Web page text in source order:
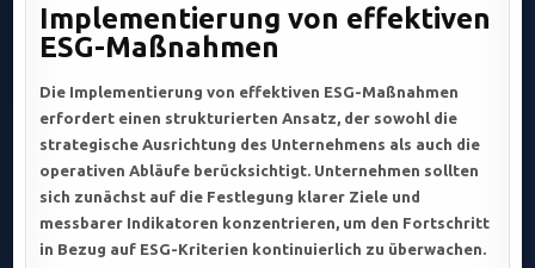
Implementierung von effektiven
ESG-Maßnahmen
Die Implementierung von effektiven ESG-Maßnahmen
erfordert einen strukturierten Ansatz, der sowohl die
strategische Ausrichtung des Unternehmens als auch die
operativen Abläufe berücksichtigt. Unternehmen sollten
sich zunächst auf die Festlegung klarer Ziele und
messbarer Indikatoren konzentrieren, um den Fortschritt
in Bezug auf ESG-Kriterien kontinuierlich zu überwachen.